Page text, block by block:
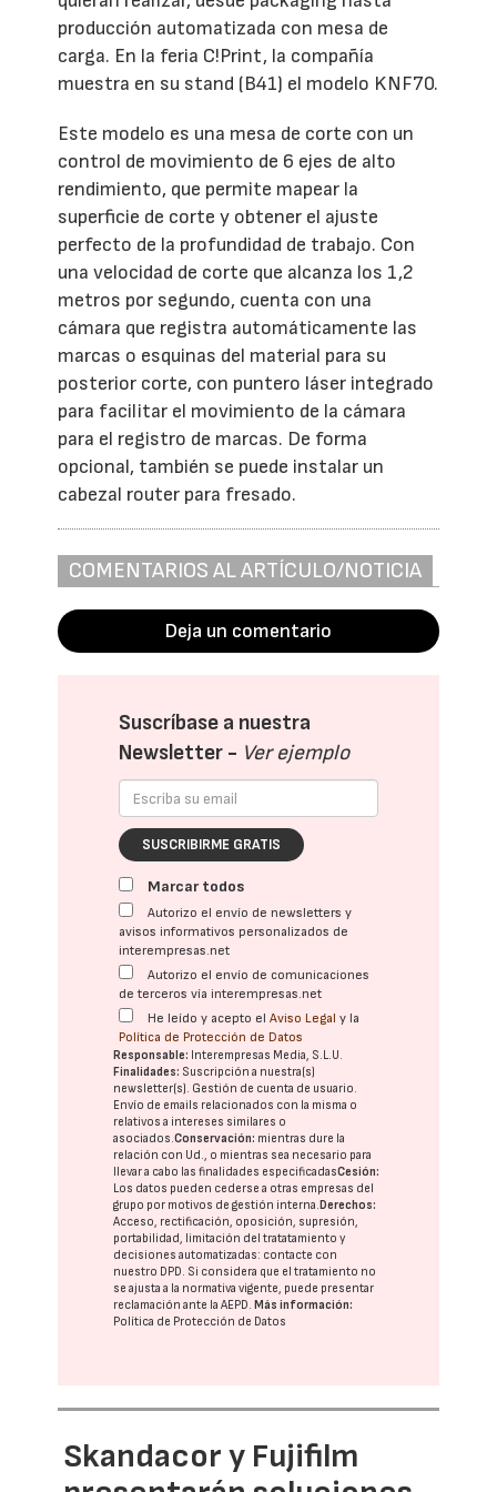
producción automatizada con mesa de
carga. En la feria C!Print, la compañía
muestra en su stand (B41) el modelo KNF70.
Este modelo es una mesa de corte con un
control de movimiento de 6 ejes de alto
rendimiento, que permite mapear la
superficie de corte y obtener el ajuste
perfecto de la profundidad de trabajo. Con
una velocidad de corte que alcanza los 1,2
metros por segundo, cuenta con una
cámara que registra automáticamente las
marcas o esquinas del material para su
posterior corte, con puntero láser integrado
para facilitar el movimiento de la cámara
para el registro de marcas. De forma
opcional, también se puede instalar un
cabezal router para fresado.
COMENTARIOS AL ARTÍCULO/NOTICIA
Deja un comentario
Suscríbase a nuestra
Newsletter - Ver ejemplo
SUSCRIBIRME GRATIS
Marcar todos
Autorizo el envío de newsletters y
avisos informativos personalizados de
interempresas.net
Autorizo el envío de comunicaciones
de terceros vía interempresas.net
He leído y acepto elAviso Legal y la
Política de Protección de Datos
Responsable: Interempresas Media, S.L.U.
Finalidades: Suscripción a nuestra(s)
newsletter(s). Gestión de cuenta de usuario.
Envío de emails relacionados con la misma o
relativos a intereses similares o
asociados.Conservación: mientras dure la
relación con Ud., o mientras sea necesario para
llevar a cabo las finalidades especificadasCesión:
Los datos pueden cederse a otras empresas del
grupo por motivos de gestión interna. Derechos:
Acceso, rectificación, oposición, supresión,
portabilidad, limitación del tratatamiento y
decisiones automatizadas: contacte con
nuestro DPD. Si considera que el tratamiento no
se ajusta a la normativa vigente, puede presentar
reclamación ante laAEPD. Más información:
Política de Protección de Datos
Skandacor y Fujifilm